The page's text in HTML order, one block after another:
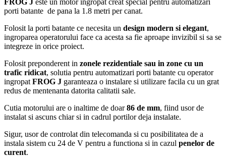
porti batante de pana la 1.8 metri per canat.
Folosit la porti batante ce necesita un design modern si elegant,
ingroparea operatorului face ca acesta sa fie aproape invizibil si sa se
integreze in orice proiect.
Folosit preponderent in zonele rezidentiale sau in zone cu un
trafic ridicat, solutia pentru automatizari porti batante cu operator
ingropat FROG J garanteaza o instalare si utilizare facila cu un grat
redus de mentenanta datorita calitatii sale.
Cutia motorului are o inaltime de doar86 de mm, fiind usor de
instalat si ascuns chiar si in cadrul portilor deja instalate.
Sigur, usor de controlat din telecomanda si cu posibilitatea de a
instala sistem cu 24 de V pentru a functiona si in cazul penelor de
curent.